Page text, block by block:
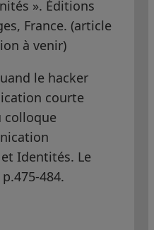
». Éditions
France. (article
à venir)
le hacker
courte
colloque
Identités. Le
484.